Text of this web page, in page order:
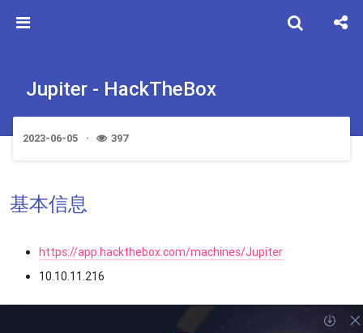
Jupiter - HackTheBox
2023-06-05 397
基本信息
https://app.hackthebox.com/machines/Jupiter
10.10.11.216